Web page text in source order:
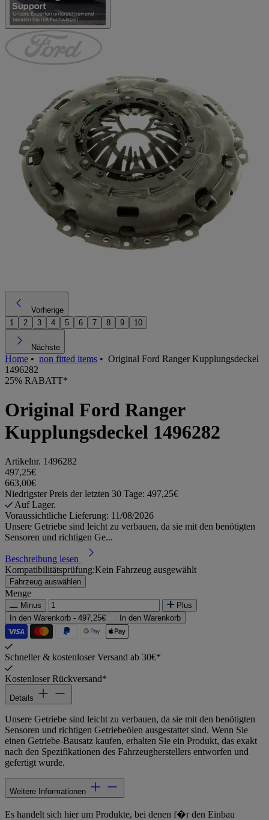
Vorherige
1
2 3 4 5 6 7 8 9 10
Nächste
Home • non fitted items • Original Ford Ranger Kupplungsdeckel
1496282
25% RABATT*
Original Ford Ranger
Kupplungsdeckel 1496282
Artikelnr. 1496282
497,25€
663,00€
Niedrigster Preis der letzten 30 Tage: 497,25€
Auf Lager.
Voraussichtliche Lieferung: 11/08/2026
Unsere Getriebe sind leicht zu verbauen, da sie mit den benötigten
Sensoren und richtigen Ge...
Beschreibung lesen
Kompatibilitätsprüfung:Kein Fahrzeug ausgewählt
Fahrzeug auswählen
Menge
Minus
Plus
In den Warenkorb - 497,25€ In den Warenkorb
Schneller & kostenloser Versand ab 30€*
Kostenloser Rückversand*
Details
Unsere Getriebe sind leicht zu verbauen, da sie mit den benötigten
Sensoren und richtigen Getriebeölen ausgestattet sind. Wenn Sie
einen Getriebe-Bausatz kaufen, erhalten Sie ein Produkt, das exakt
nach den Spezifikationen des Fahrzeugherstellers entworfen und
gefertigt wurde.
Weitere Informationen
Es handelt sich hier um Produkte, bei denen f�r den Einbau